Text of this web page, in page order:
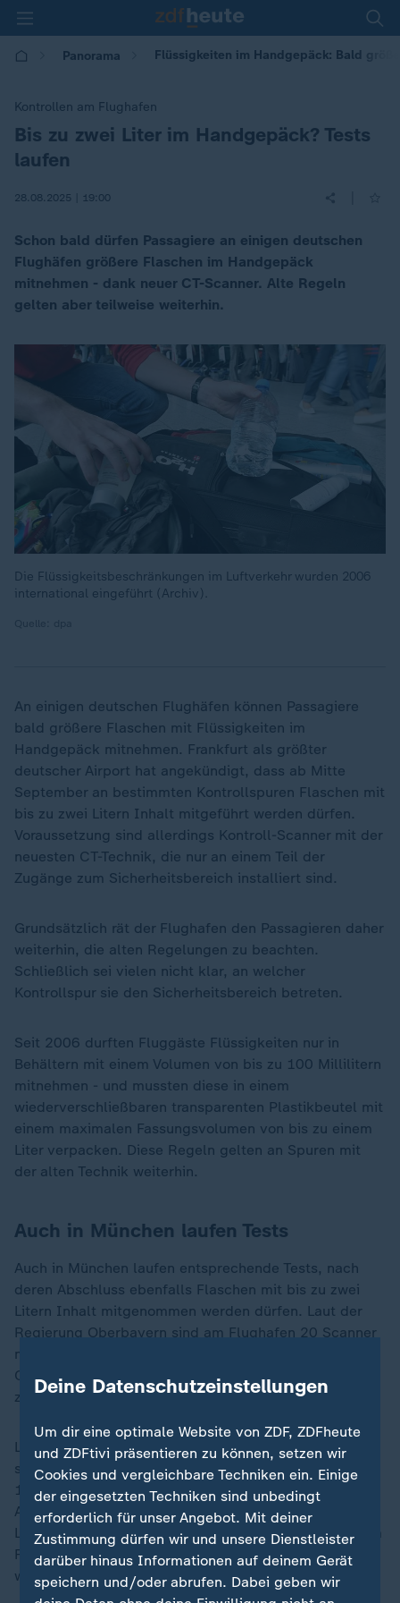
Panorama Flüssigkeiten im Handgepäck: Bald
Kontrollen am Flughafen
:Bis zu zwei Liter im Handgepäck? Tests
laufen
28.08.2025 | 19:00
Schon bald dürfen Passagiere an einigen deutschen
Flughäfen größere Flaschen im Handgepäck
mitnehmen - dank neuer CT-Scanner. Alte Regeln
gelten aber teilweise weiterhin.
Die Flüssigkeitsbeschränkungen im Luftverkehr wurden 2006
international eingeführt (Archiv).
An einigen deutschen Flughäfen können Passagiere
bald größere Flaschen mit Flüssigkeiten im
Handgepäck mitnehmen. Frankfurt als größter
deutscher Airport hat angekündigt, dass ab Mitte
September an bestimmten Kontrollspuren Flaschen mit
bis zu zwei Litern Inhalt mitgeführt werden dürfen.
Voraussetzung sind allerdings Kontroll-Scanner mit der
neuesten CT-Technik, die nur an einem Teil der
Zugänge zum Sicherheitsbereich installiert sind.
Grundsätzlich rät der Flughafen den Passagieren daher
weiterhin, die alten Regelungen zu beachten.
Schließlich sei vielen nicht klar, an welcher
Kontrollspur sie den Sicherheitsbereich betreten.
Seit 2006 durften Fluggäste Flüssigkeiten nur in
Behältern mit einem Volumen von bis zu 100 Millilitern
mitnehmen - und mussten diese in einem
wiederverschließbaren transparenten Plastikbeutel mit
einem maximalen Fassungsvolumen von bis zu einem
Liter verpacken. Diese Regeln gelten an Spuren mit
der alten Technik weiterhin.
Auch in München laufen Tests
Auch in München laufen entsprechende Tests, nach
deren Abschluss ebenfalls Flaschen mit bis zu zwei
Litern Inhalt mitgenommen werden dürfen. Laut der
Regierung Oberbayern sind am Flughafen 20 Scanner
mit der aus der Medizin bekannten Technik der
Computertomografie (CT) im Einsatz, darunter die
zentrale Fluggastkontrollstelle im Terminal 2.
Laut Fraport-Luftsicherheitsleiter Dennis Wildhirt
stehen in Frankfurt derzeit 40 CT-Scanner an den rund
160 Kontrollspuren. Vollständig ausgerüstet sind die
Abflugbereiche A und Z, die vorwiegend von der
Lufthansa genutzt werden. Das neue Terminal 3 soll im
Frühjahr 2026 mit vollständig neuer Technik eröffnet
werden.
Deine Datenschutzeinstellungen
Um dir eine optimale Website von ZDF, ZDFheute
und ZDFtivi präsentieren zu können, setzen wir
Cookies und vergleichbare Techniken ein. Einige
der eingesetzten Techniken sind unbedingt
erforderlich für unser Angebot. Mit deiner
Zustimmung dürfen wir und unsere Dienstleister
darüber hinaus Informationen auf deinem Gerät
speichern und/oder abrufen. Dabei geben wir